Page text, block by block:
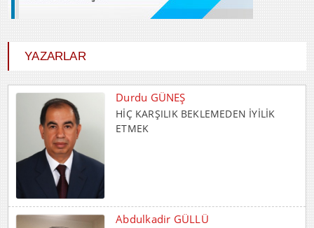
YAZARLAR
Durdu GÜNEŞ
HİÇ KARŞILIK BEKLEMEDEN İYİLİK
ETMEK
Abdulkadir GÜLLÜ